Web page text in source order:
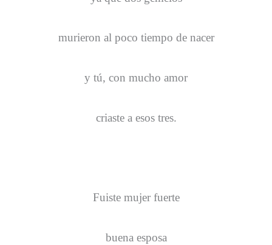
murieron al poco tiempo de nacer
y tú, con mucho amor
criaste a esos tres.
Fuiste mujer fuerte
buena esposa